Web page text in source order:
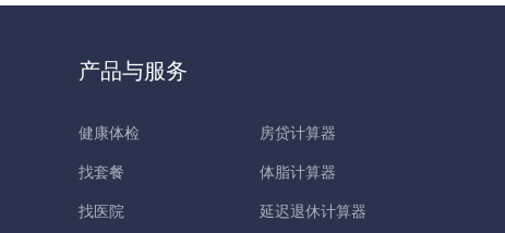
产品与服务
健康体检
找套餐
找医院
房贷计算器
体脂计算器
延迟退休计算器